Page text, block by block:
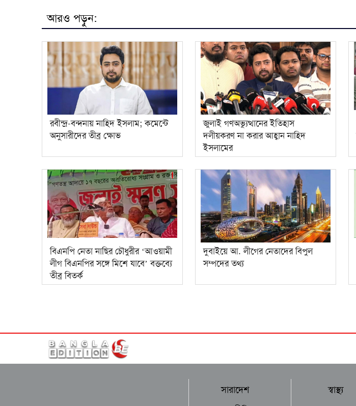
আরও পড়ুন:
রবীন্দ্র-বন্দনায় নাহিদ ইসলাম; কমেন্টে
অনুসারীদের তীব্র ক্ষোভ
জুলাই গণঅভ্যুত্থানের ইতিহাস
দলীয়করণ না করার আহ্বান নাহিদ
ইসলামের
বিএনপি নেতা নাছির চৌধুরীর ‘আওয়ামী
লীগ বিএনপির সঙ্গে মিশে যাবে’ বক্তব্যে
তীব্র বিতর্ক
দুবাইয়ে আ. লীগের নেতাদের বিপুল
সম্পদের তথ্য
সারাদেশ
স্বাস্থ্য